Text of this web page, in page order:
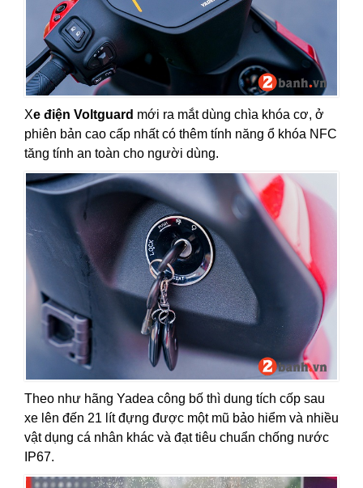
Xe điện Voltguard mới ra mắt dùng chìa khóa cơ, ở
phiên bản cao cấp nhất có thêm tính năng ổ khóa NFC
tăng tính an toàn cho người dùng.
Theo như hãng Yadea công bố thì dung tích cốp sau
xe lên đến 21 lít đựng được một mũ bảo hiểm và nhiều
vật dụng cá nhân khác và đạt tiêu chuẩn chống nước
IP67.